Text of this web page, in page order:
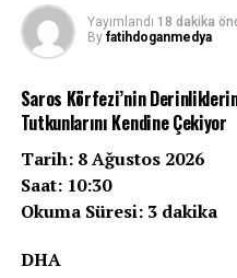
Yayımlandı 18 dakika
By fatihdoganmedya
Saros Körfezi’nin
Tutkunlarını Kendine Çekiyor
Tarih: 8 Ağustos 2026
Saat: 10:30
Okuma Süresi: 3 dakika
DHA